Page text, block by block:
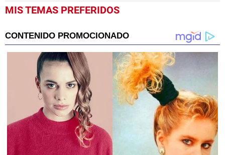
MIS TEMAS PREFERIDOS